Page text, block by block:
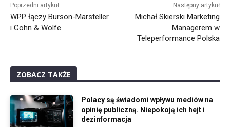
Poprzedni artykuł
WPP łączy Burson-Marsteller
i Cohn & Wolfe
Następny artykuł
Michał Skierski Marketing
Managerem w
Teleperformance Polska
ZOBACZ TAKŻE
Polacy są świadomi wpływu mediów na
opinię publiczną. Niepokoją ich hejt i
dezinformacja